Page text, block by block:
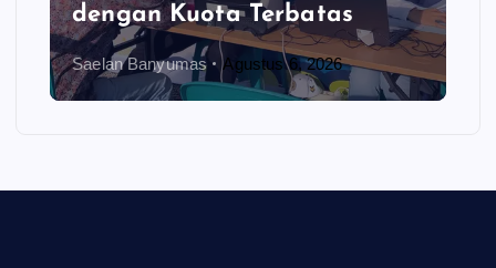
dengan Kuota Terbatas
Saelan Banyumas Agustus 6, 2026